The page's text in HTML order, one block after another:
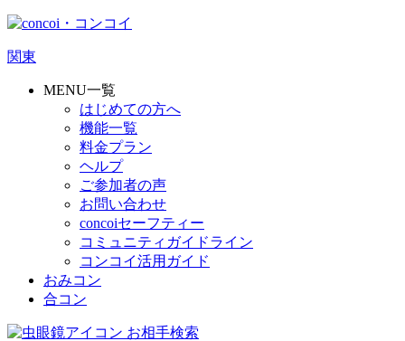
関東
MENU一覧
はじめての方へ
機能一覧
料金プラン
ヘルプ
ご参加者の声
お問い合わせ
concoiセーフティー
コミュニティガイドライン
コンコイ活用ガイド
おみコン
合コン
お相手検索